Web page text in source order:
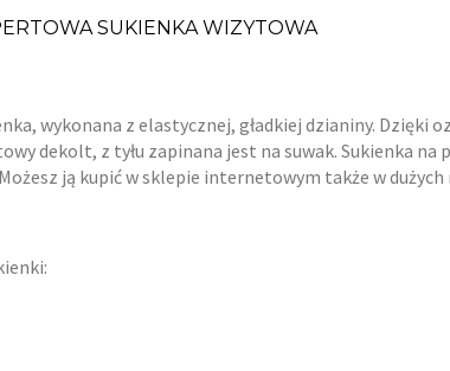
SUKIENKA WIZYTOWA
wykonana z elastycznej, gładkiej dzianiny. Dzięki
dekolt, z tyłu zapinana jest na suwak. Sukienka
ją kupić w sklepie internetowym także w